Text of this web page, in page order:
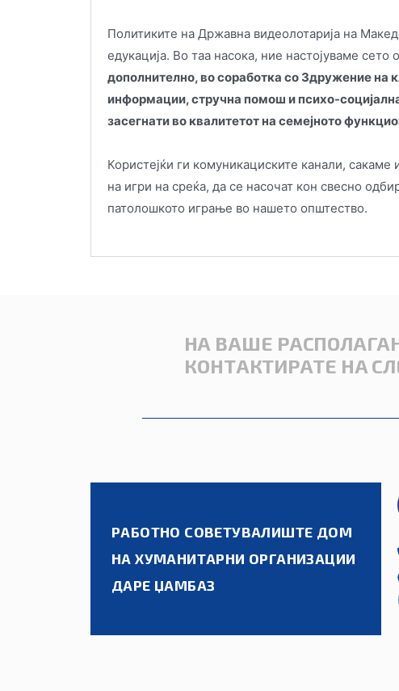
Политиките на Државна видеолотарија на
едукација. Во таа насока, ние настојуваме
дополнително, во соработка со Здружение на
информации, стручна помош и психо-
засегнати во квалитетот на семејното
Користејќи ги комуникациските канали,
на игри на среќа, да се насочат кон свесно
патолошкото играње во нашето општество.
НА ВАШЕ
КОНТАКТИРАТЕ НА
РАБОТНО СОВЕТУВАЛИШТЕ ДОМ
НА ХУМАНИТАРНИ ОРГАНИЗАЦИИ
ДАРЕ ЏАМБАЗ